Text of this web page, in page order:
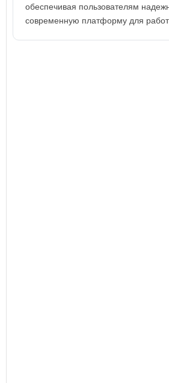
обеспечивая пользователям
современную платформу для